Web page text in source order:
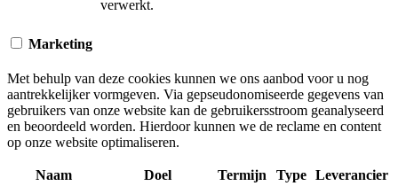
verwerkt.
Marketing
Met behulp van deze cookies kunnen we ons aanbod voor u nog
aantrekkelijker vormgeven. Via gepseudonomiseerde gegevens van
gebruikers van onze website kan de gebruikersstroom geanalyseerd
en beoordeeld worden. Hierdoor kunnen we de reclame en content
op onze website optimaliseren.
Naam Doel Termijn Type Leverancier